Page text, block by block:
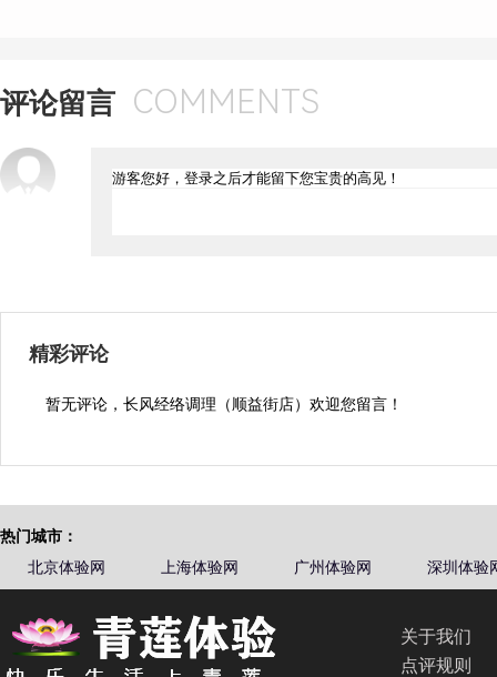
评论留言 COMMENTS
精彩评论
暂无评论，长风经络调理（顺益街店）欢迎您留言！
热门城市：
北京体验网
上海体验网 广州体验网 深圳体验
关于我们
点评规则